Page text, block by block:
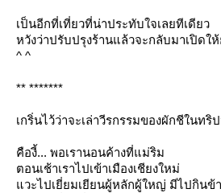
เป็นอีกที่เที่ยวที่น่าประทับใจเลยทีเดียว
หวังว่าปรับปรุงร้านแล้วจะกลับมาเปิดใ
^ ^
** *******
เกริ่นไว้ว่าจะเล่าวีรกรรมของผักชีในทริ
คืองี้... พอเรานอนค้างที่แม่ริม
ตอนเช้าเราไปเข้าเมืองเชียงใหม่
วะไปเยี่ยมเยียนผู้หลักผู้ใหญ่ มีไปกินข้